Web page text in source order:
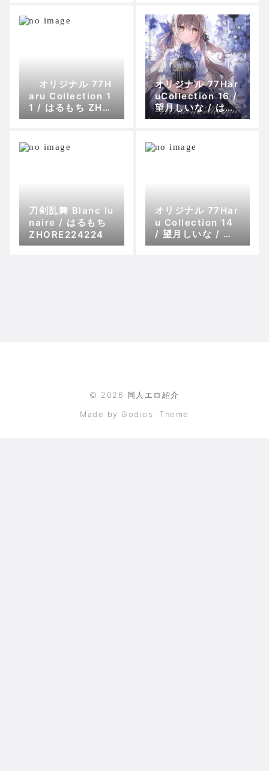
オリジナル 77H
aru Collection 1
1 / はるもち ZHO
RO71969
オリジナル 77Har
uCollection 16 /
望月しいな / はる
もち ZHORO949
刀剣乱舞 Blanc lu
naire / はるもち
ZHORE224224
オリジナル 77Har
u Collection 14
/ 望月しいな / は
るもち ZHORO83
© 2026 同人エロ紹介
Made by Godios. Theme